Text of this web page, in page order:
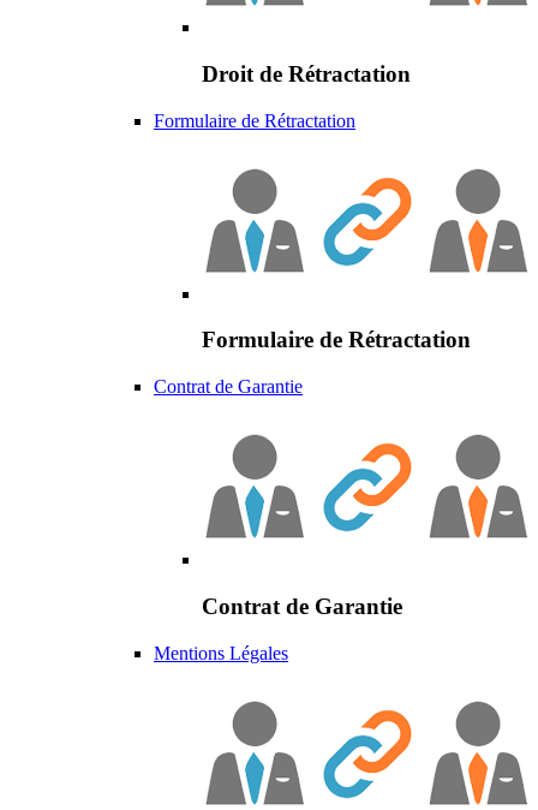
Droit de Rétractation
Formulaire de Rétractation
Formulaire de Rétractation
Contrat de Garantie
Contrat de Garantie
Mentions Légales